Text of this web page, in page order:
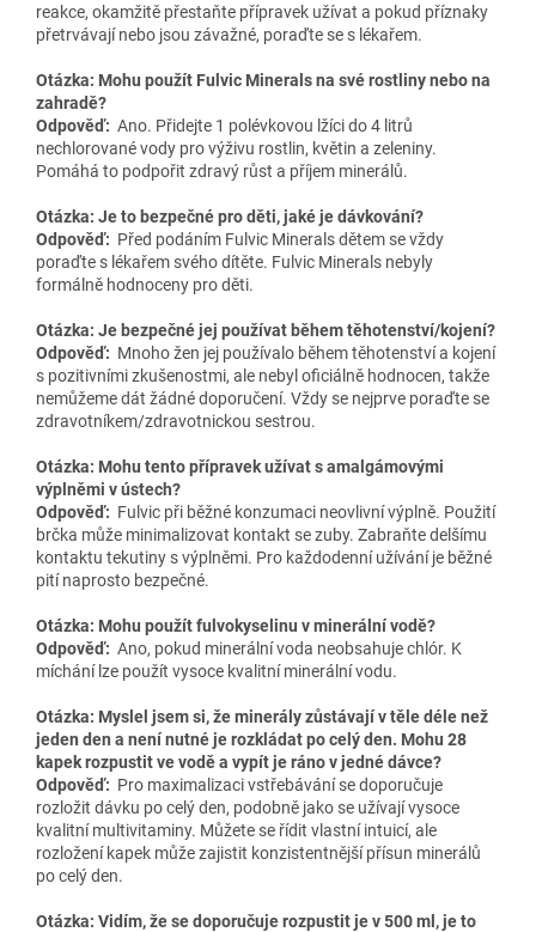
reakce, okamžitě přestaňte přípravek užívat a pokud příznaky
přetrvávají nebo jsou závažné, poraďte se s lékařem.
Otázka: Mohu použít Fulvic Minerals na své rostliny nebo na
zahradě?
Odpověď: Ano. Přidejte 1 polévkovou lžíci do 4 litrů
nechlorované vody pro výživu rostlin, květin a zeleniny.
Pomáhá to podpořit zdravý růst a příjem minerálů.
Otázka: Je to bezpečné pro děti, jaké je dávkování?
Odpověď: Před podáním Fulvic Minerals dětem se vždy
poraďte s lékařem svého dítěte. Fulvic Minerals nebyly
formálně hodnoceny pro děti.
Otázka: Je bezpečné jej používat během těhotenství/kojení?
Odpověď: Mnoho žen jej používalo během těhotenství a kojení
s pozitivními zkušenostmi, ale nebyl oficiálně hodnocen, takže
nemůžeme dát žádné doporučení. Vždy se nejprve poraďte se
zdravotníkem/zdravotnickou sestrou.
Otázka: Mohu tento přípravek užívat s amalgámovými
výplněmi v ústech?
Odpověď: Fulvic při běžné konzumaci neovlivní výplně. Použití
brčka může minimalizovat kontakt se zuby. Zabraňte delšímu
kontaktu tekutiny s výplněmi. Pro každodenní užívání je běžné
pití naprosto bezpečné.
Otázka: Mohu použít fulvokyselinu v minerální vodě?
Odpověď: Ano, pokud minerální voda neobsahuje chlór. K
míchání lze použít vysoce kvalitní minerální vodu.
Otázka: Myslel jsem si, že minerály zůstávají v těle déle než
jeden den a není nutné je rozkládat po celý den. Mohu 28
kapek rozpustit ve vodě a vypít je ráno v jedné dávce?
Odpověď: Pro maximalizaci vstřebávání se doporučuje
rozložit dávku po celý den, podobně jako se užívají vysoce
kvalitní multivitaminy. Můžete se řídit vlastní intuicí, ale
rozložení kapek může zajistit konzistentnější přísun minerálů
po celý den.
Otázka: Vidím, že se doporučuje rozpustit je v 500 ml, je to